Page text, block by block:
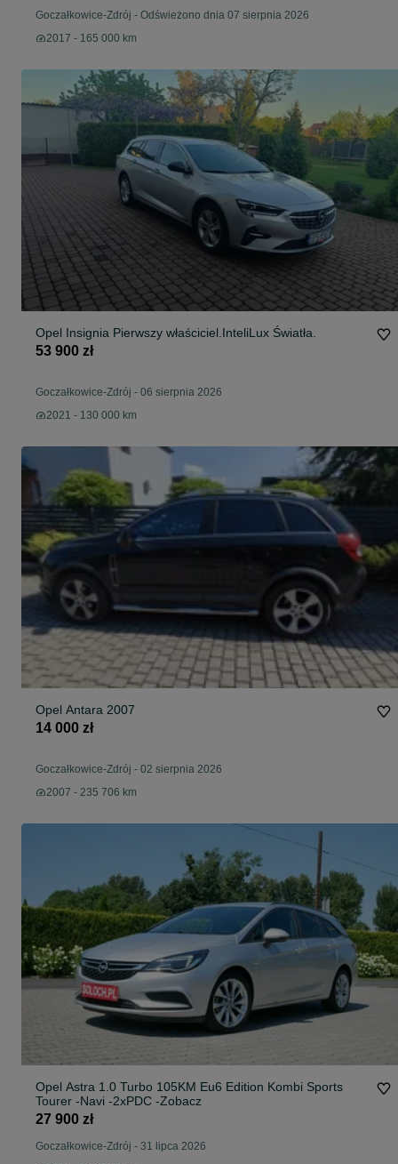
Goczałkowice-Zdrój - Odświeżono dnia 07 sierpnia 2026
2017 - 165 000 km
Opel Insignia Pierwszy właściciel.InteliLux Światła.
53 900 zł
Goczałkowice-Zdrój - 06 sierpnia 2026
2021 - 130 000 km
Opel Antara 2007
14 000 zł
Goczałkowice-Zdrój - 02 sierpnia 2026
2007 - 235 706 km
Opel Astra 1.0 Turbo 105KM Eu6 Edition Kombi Sports
Tourer -Navi -2xPDC -Zobacz
27 900 zł
Goczałkowice-Zdrój - 31 lipca 2026